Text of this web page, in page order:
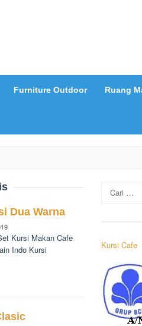
Furniture Outdoor Ruang
Dua Warna
Kursi Makan Cafe
Indo Kursi
untuk:
Kursi Cafe